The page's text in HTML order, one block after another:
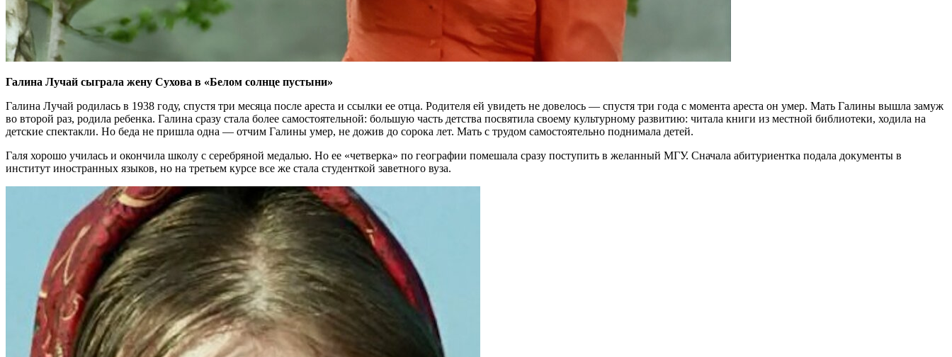
Галина Лучай сыграла жену Сухова в «Белом солнце пустыни»
Галина Лучай родилась в 1938 году, спустя три месяца после ареста и ссылки ее отца. Родителя ей увидеть не довелось — спустя три года с момента ареста он умер. Мать Галины вышла замуж
во второй раз, родила ребенка. Галина сразу стала более самостоятельной: большую часть детства посвятила своему культурному развитию: читала книги из местной библиотеки, ходила на
детские спектакли. Но беда не пришла одна — отчим Галины умер, не дожив до сорока лет. Мать с трудом самостоятельно поднимала детей.
Галя хорошо училась и окончила школу с серебряной медалью. Но ее «четверка» по географии помешала сразу поступить в желанный МГУ. Сначала абитуриентка подала документы в
институт иностранных языков, но на третьем курсе все же стала студенткой заветного вуза.